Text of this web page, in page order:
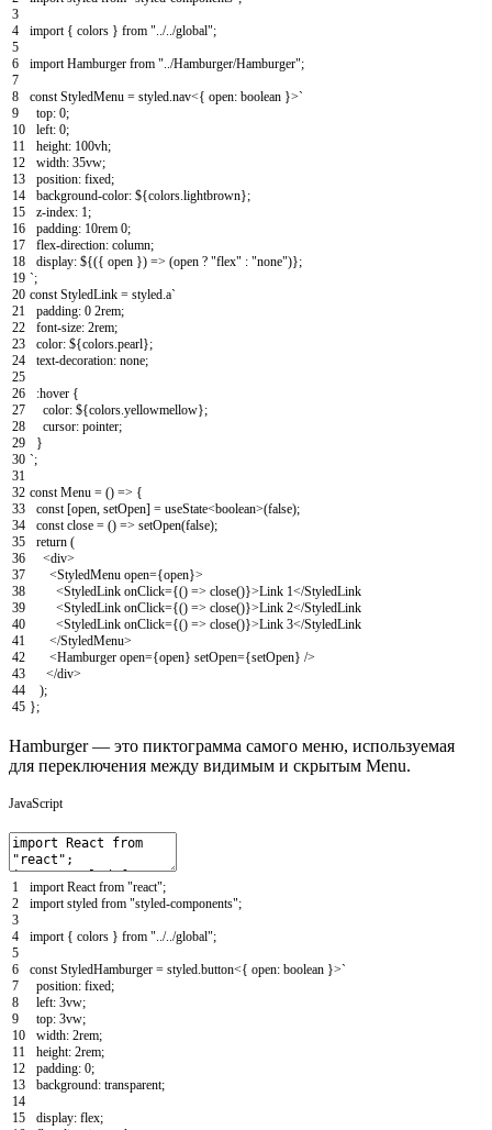
3
4
5
6
7
8
9
10
11
12
13
14
15
16
17
18
19
20
21
22
23
24
25
26
27
28
29
30
31
32
33
34
35
36
37
38
39
40
41
42
43
44
45
import { colors } from "../../global";
importHamburger from "../Hamburger/Hamburger";
const StyledMenu = styled.nav<{ open: boolean }>`
top: 0;
left: 0;
height: 100vh;
width: 35vw;
position: fixed;
background-color: ${colors.lightbrown};
z-index: 1;
padding: 10rem 0;
flex-direction: column;
display: ${({ open }) => (open ? "flex" : "none")};
`;
const StyledLink = styled.a`
padding: 0 2rem;
font-size: 2rem;
color: ${colors.pearl};
text-decoration: none;
:hover {
color: ${colors.yellowmellow};
cursor: pointer;
}
`;
const Menu = () => {
const [open, setOpen] = useState<boolean>(false);
const close = () => setOpen(false);
return (
<div>
<StyledMenu open={open}>
<StyledLink onClick={() => close()}>Link 1</StyledLink
<StyledLink onClick={() => close()}>Link 2</StyledLink
<StyledLink onClick={() => close()}>Link 3</StyledLink
</StyledMenu>
<Hamburger open={open} setOpen={setOpen} />
</div>
);
};
Hamburger — это пиктограмма самого меню, используемая
для переключения между видимым и скрытым Menu.
JavaScript
1
2
3
4
5
6
7
8
9
10
11
12
13
14
15
importReactfrom "react";
importstyled from "styled-components";
import { colors } from "../../global";
const StyledHamburger = styled.button<{ open: boolean }>`
position: fixed;
left: 3vw;
top: 3vw;
width: 2rem;
height: 2rem;
padding: 0;
background: transparent;
display: flex;